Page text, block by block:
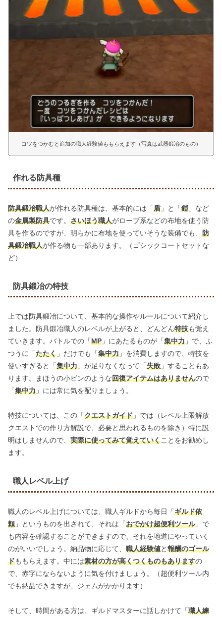
コツをつかむと追加の職人経験値ももらえます（写真は武器鍛冶のもの）
作れる防具種
防具鍛冶職人が作れる防具種は、基本的には「盾 」と「鎧 」など
の金属製防具です。 さいほう職人がローブ系などの布地を使う防
具を作るのですが、明らかに布地を使っていそうな装備でも、 防
具鍛冶職人が作る物も一部あります。（ゴシックコートセットな
ど）
防具鍛冶の特技
上では防具鍛冶について、基本的な操作やルールについて紹介し
ました。防具鍛冶職人のレベルが上がると、どんどん特技も覚え
ていきます。バトルでの「MP 」にあたるものが「集中力 」で、ふ
つうに「たたく 」だけでも「集中力 」を消費しますので、特技を
使いすぎると「集中力 」が足りなくなって「失敗 」することもあ
ります。まほうの小ビンのような回復アイテムはありませんので
「集中力 」には常に気を配りましょう。
特技については、この「クエストガイド 」では（レベル上限解放
クエストでの作り方解説で、必要と思われるものを除き）特に説
明はしませんので、 実際に使ってみて覚えていくことをお勧めし
ます。
職人レベル上げ
職人のレベル上げについては、職人ギルドから毎日「ギルド依
頼 」というものを出されて、それは「おでかけ超便利ツール」で
も内容を確認することができますので、それを地道にやっていく
のがいいでしょう。納品物に応じて、 職人経験値と報酬のゴール
ドももらえます。中には素材の方が高くつくものもありますの
で、赤字にならないように気を付けましょう。（超便利ツール内
でも納品できますが、ジェムがかかります）
そして、時間がある方は、ギルドマスターに話しかけて「職人練